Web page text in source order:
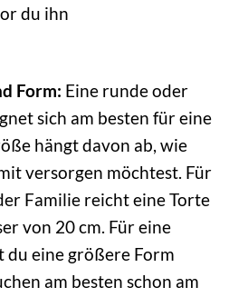
du ihn
Form: Eine runde oder
sich am besten für eine
hängt davon ab, wie
versorgen möchtest. Für
Familie reicht eine Torte
von 20 cm. Für eine
eine größere Form
am besten schon am